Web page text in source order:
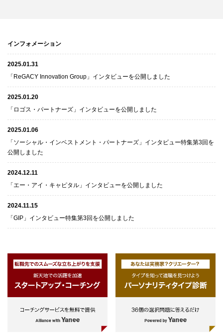
インフォメーション
2025.01.31
「ReGACY Innovation Group」インタビューを公開しました
2025.01.20
「ロゴス・パートナーズ」インタビューを公開しました
2025.01.06
「ソーシャル・インベストメント・パートナーズ」インタビュー特集第3回を
公開しました
2024.12.11
「エー・アイ・キャピタル」インタビューを公開しました
2024.11.15
「GIP」インタビュー特集第3回を公開しました